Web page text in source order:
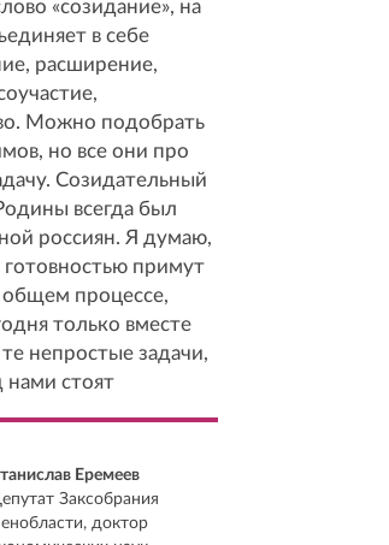
«созидание», на
в себе
расширение,
Можно подобрать
но все они про
Созидательный
всегда был
россиян. Я думаю,
примут
общем процессе,
только вместе
непростые задачи,
нами стоят
Еремеев
Заксобрания
доктор